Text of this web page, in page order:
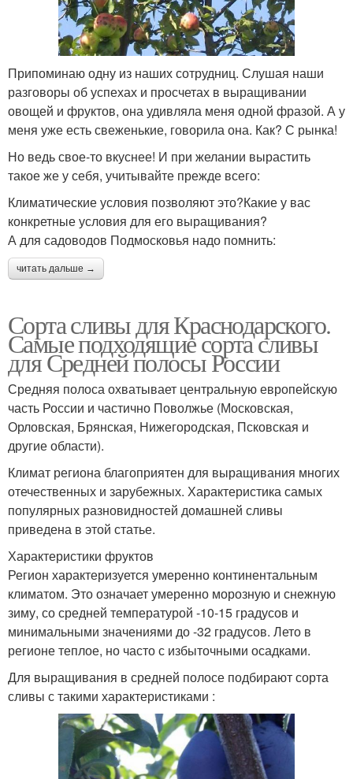
Припоминаю одну из наших сотрудниц. Слушая наши
разговоры об успехах и просчетах в выращивании
овощей и фруктов, она удивляла меня одной фразой. А у
меня уже есть свеженькие, говорила она. Как? С рынка!
Но ведь свое-то вкуснее! И при желании вырастить
такое же у себя, учитывайте прежде всего:
Климатические условия позволяют это?Какие у вас
конкретные условия для его выращивания?
А для садоводов Подмосковья надо помнить:
читать дальше →
Сорта сливы для Краснодарского.
Самые подходящие сорта сливы
для Средней полосы России
Средняя полоса охватывает центральную европейскую
часть России и частично Поволжье (Московская,
Орловская, Брянская, Нижегородская, Псковская и
другие области).
Климат региона благоприятен для выращивания многих
отечественных и зарубежных. Характеристика самых
популярных разновидностей домашней сливы
приведена в этой статье.
Характеристики фруктов
Регион характеризуется умеренно континентальным
климатом. Это означает умеренно морозную и снежную
зиму, со средней температурой -10-15 градусов и
минимальными значениями до -32 градусов. Лето в
регионе теплое, но часто с избыточными осадками.
Для выращивания в средней полосе подбирают сорта
сливы с такими характеристиками :